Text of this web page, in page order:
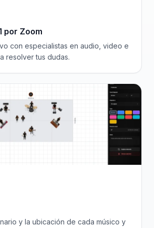
por Zoom
con especialistas en audio, video e
resolver tus dudas.
y la ubicación de cada músico y